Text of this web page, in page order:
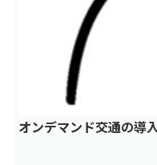
オンデマンド交通の導